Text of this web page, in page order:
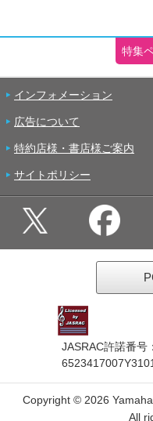
特集
インフォメーション
広告について
特約店様・書店様ご案内
サイトポリシー
JASRAC許諾番号：
Copyright © 2026
All